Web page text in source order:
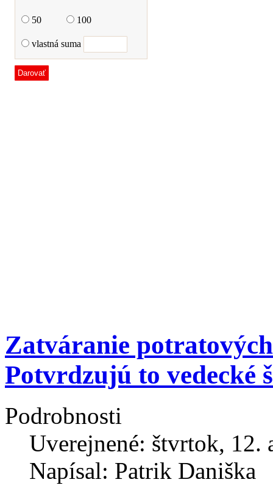
Zatváranie
Potvrdzujú to vedecké
Podrobnosti
Uverejnené: štvrtok, 12.
Napísal: Patrik Daniška